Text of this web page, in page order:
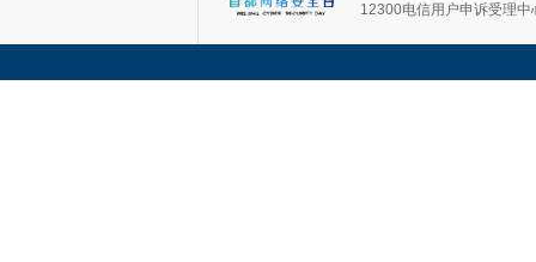
12300电信用户申诉受理中